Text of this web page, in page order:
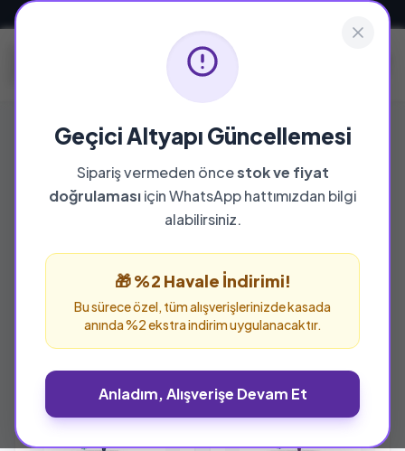
Geçici Altyapı Güncellemesi
Sipariş vermeden öncestok ve fiyat
doğrulamasıiçin WhatsApp hattımızdan bilgi
alabilirsiniz.
🎁 %2 Havale İndirimi!
Bu sürece özel, tüm alışverişlerinizde kasada
anında %2 ekstra indirim uygulanacaktır.
Anladım, Alışverişe Devam Et
YAYINEVI
Zafer Yayınları
Zafer Yayınları yayınevine ait tüm eserleri bu
sayfada inceleyebilir ve güvenle sipariş